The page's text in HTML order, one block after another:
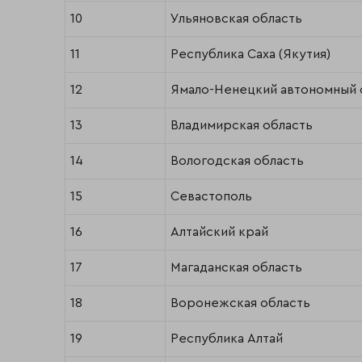
10 Ульяновская область
11 Республика Саха (Якутия)
12 Ямало-Ненецкий автономный
13 Владимирская область
14 Вологодская область
15 Севастополь
16 Алтайский край
17 Магаданская область
18 Воронежская область
19 Республика Алтай